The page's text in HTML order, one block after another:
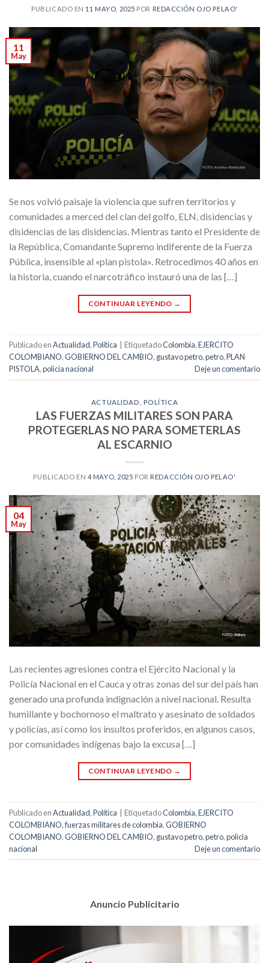
PUBLICADO EN 11 MAYO, 2025 POR REDACCIÓN OJO PELAO'
11
May
Se nos volvió paisaje la violencia que sufren territorios y
comunidades a merced del clan del golfo, ELN, disidencias y
disidencias de las disidencias. Mientras tanto el Presidente de
la República, Comandante Supremo indiferente de la Fuerza
Pública, insensible al «plan pistola». Retrocedimos 40 años en
la historia, cuando el narcotráfico instauró una de las […]
CONTINUAR LEYENDO →
Publicado enActualidad,Política EtiquetadoColombia,EJERCITO
COLOMBIANO,GOBIERNO DEL CAMBIO, gustavo petro,petro,PLAN
PISTOLA,policia nacional Deje un comentario
ACTUALIDAD POLÍTICA
LAS FUERZAS MILITARES SON PARA
PROTEGERLAS NO PARA SOMETERLAS
AL ESCARNIO
PUBLICADO EN 4 MAYO, 2025 POR REDACCIÓN OJO PELAO'
04
May
Las recientes agresiones contra el Ejército Nacional y la
Policía Nacional en el Cauca y otras zonas del sur del país han
generado una profunda indignación a nivel nacional. Resulta
humillante y bochornoso el maltrato y asesinato de soldados
y policías, así como los insultos proferidos, en algunos casos,
por comunidades indígenas bajo la excusa […]
CONTINUAR LEYENDO →
Publicado enActualidad,Política EtiquetadoColombia,EJERCITO
COLOMBIANO,fuerzas militares de colombia,GOBIERNO
COLOMBIANO,GOBIERNO DEL CAMBIO, gustavo petro,petro,policia
nacional
Deje un comentario
Anuncio Publicitario